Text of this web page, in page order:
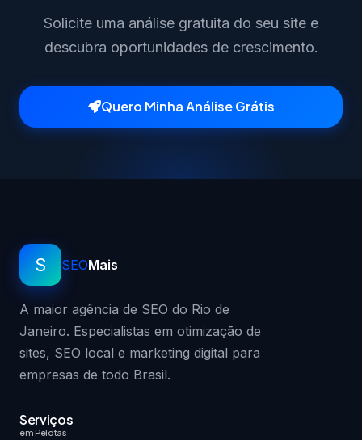
Solicite uma análise gratuita do seu site e
descubra oportunidades de crescimento.
Quero Minha Análise Grátis
S SEOMais
A maior agência de SEO do Rio de
Janeiro. Especialistas em otimização de
sites, SEO local e marketing digital para
empresas de todo Brasil.
Serviços
em Pelotas